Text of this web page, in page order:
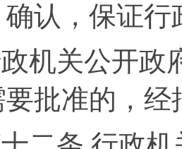
认，保证
机关公开政
要批准的，